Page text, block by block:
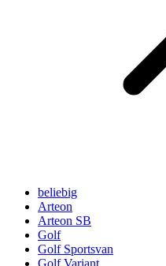
beliebig
Arteon
Arteon SB
Golf
Golf Sportsvan